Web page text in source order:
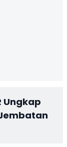
Ungkap